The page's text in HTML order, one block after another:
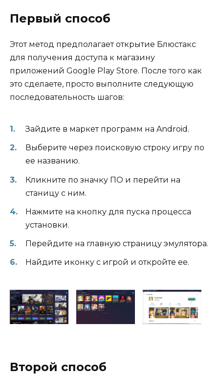
Первый способ
Этот метод предполагает открытие Блюстакс
для получения доступа к магазину
приложений Google Play Store. После того как
это сделаете, просто выполните следующую
последовательность шагов:
Зайдите в маркет программ на Android.
Выберите через поисковую строку игру по
ее названию.
Кликните по значку ПО и перейти на
станицу с ним.
Нажмите на кнопку для пуска процесса
установки.
Перейдите на главную страницу эмулятора.
Найдите иконку с игрой и откройте ее.
Второй способ